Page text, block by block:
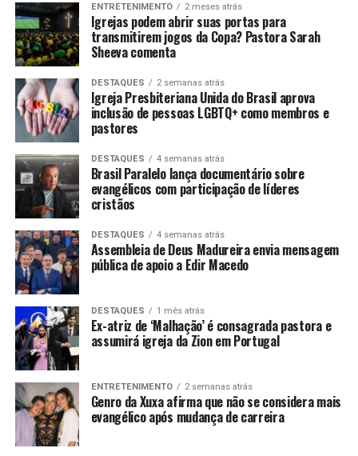
ENTRETENIMENTO 2 meses atrás
Igrejas podem abrir suas portas para
transmitirem jogos da Copa? Pastora Sarah
Sheeva comenta
DESTAQUES 2 semanas atrás
Igreja Presbiteriana Unida do Brasil aprova
inclusão de pessoas LGBTQ+ como membros e
pastores
DESTAQUES 4 semanas atrás
Brasil Paralelo lança documentário sobre
evangélicos com participação de líderes
cristãos
DESTAQUES 4 semanas atrás
Assembleia de Deus Madureira envia mensagem
pública de apoio a Edir Macedo
DESTAQUES 1 mês atrás
Ex-atriz de ‘Malhação’ é consagrada pastora e
assumirá igreja da Zion em Portugal
ENTRETENIMENTO 2 semanas atrás
Genro da Xuxa afirma que não se considera mais
evangélico após mudança de carreira